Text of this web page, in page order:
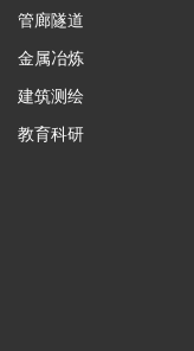
管廊隧道
金属冶炼
建筑测绘
教育科研